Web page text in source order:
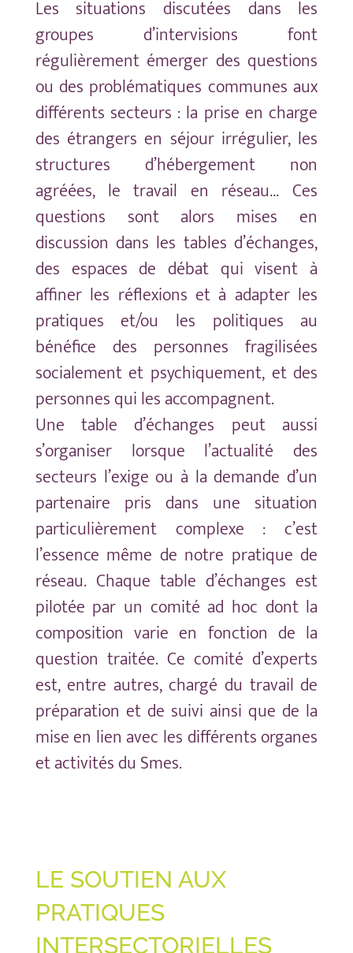
Les situations discutées dans les
groupes d’intervisions font
régulièrement émerger des questions
ou des problématiques communes aux
différents secteurs : la prise en charge
des étrangers en séjour irrégulier, les
structures d’hébergement non
agréées, le travail en réseau… Ces
questions sont alors mises en
discussion dans les tables d’échanges,
des espaces de débat qui visent à
affiner les réflexions et à adapter les
pratiques et/ou les politiques au
bénéfice des personnes fragilisées
socialement et psychiquement, et des
personnes qui les accompagnent.
Une table d’échanges peut aussi
s’organiser lorsque l’actualité des
secteurs l’exige ou à la demande d’un
partenaire pris dans une situation
particulièrement complexe : c’est
l’essence même de notre pratique de
réseau. Chaque table d’échanges est
pilotée par un comité ad hoc dont la
composition varie en fonction de la
question traitée. Ce comité d’experts
est, entre autres, chargé du travail de
préparation et de suivi ainsi que de la
mise en lien avec les différents organes
et activités du Smes.
LE SOUTIEN AUX
PRATIQUES
INTERSECTORIELLES